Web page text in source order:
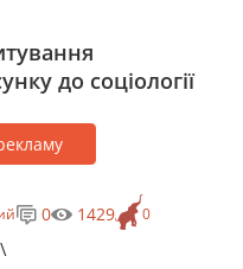
до соціології
0
0 1429